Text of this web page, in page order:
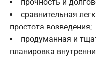
прочность и
сравнительная
простота возведения;
продуманная и
планировка